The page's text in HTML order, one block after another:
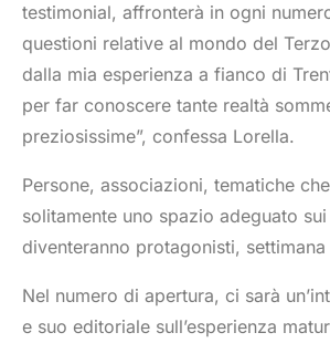
testimonial, affronterà in ogni
questioni relative al mondo del
dalla mia esperienza a fianco di
per far conoscere tante realtà
preziosissime”, confessa Lorella.
Persone, associazioni, tematiche
solitamente uno spazio adeguato
diventeranno protagonisti,
Nel numero di apertura, ci sarà
e suo editoriale sull’esperienza